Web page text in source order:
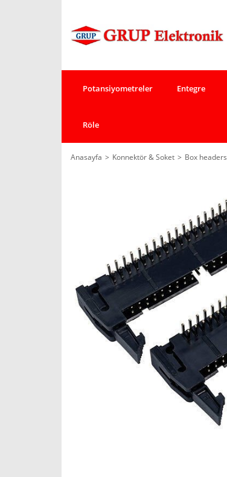
Potansiyometreler Entegre
Röle
Anasayfa Konnektör & Soket Box headers